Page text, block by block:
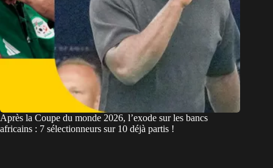
Après la Coupe du monde 2026, l’exode sur les bancs
africains : 7 sélectionneurs sur 10 déjà partis !